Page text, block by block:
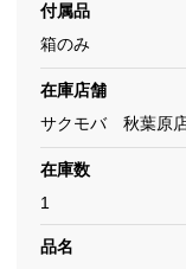
付属品
箱のみ
在庫店舗
サクモバ 秋葉原
在庫数
1
品名